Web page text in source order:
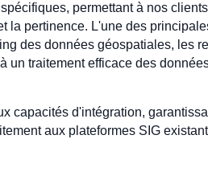
permettant à nos
la pertinence. L'une des
des données géospatiales, les
traitement efficace des
capacités d'intégration,
aux plateformes SIG